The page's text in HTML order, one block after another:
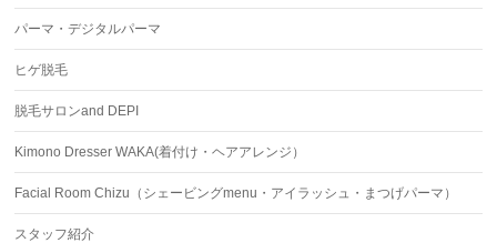
パーマ・デジタルパーマ
ヒゲ脱毛
脱毛サロンand DEPI
Kimono Dresser WAKA(着付け・ヘアアレンジ）
Facial Room Chizu（シェービングmenu・アイラッシュ・まつげパーマ）
スタッフ紹介